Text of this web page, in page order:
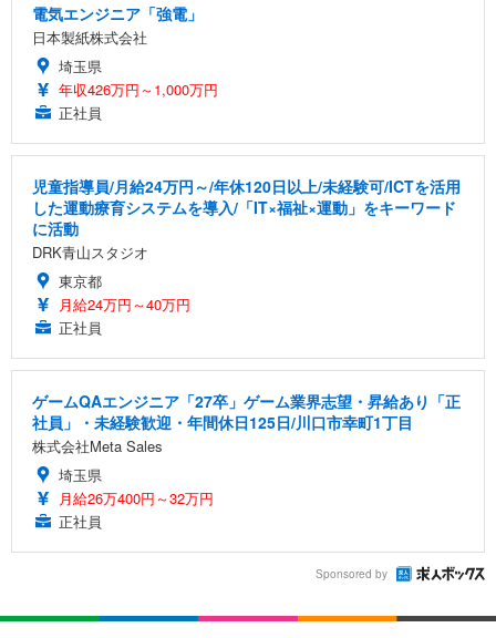
電気エンジニア「強電」
日本製紙株式会社
埼玉県
年収426万円～1,000万円
正社員
児童指導員/月給24万円～/年休120日以上/未経験可/ICTを活用
した運動療育システムを導入/「IT×福祉×運動」をキーワード
に活動
DRK青山スタジオ
東京都
月給24万円～40万円
正社員
ゲームQAエンジニア「27卒」ゲーム業界志望・昇給あり「正
社員」・未経験歓迎・年間休日125日/川口市幸町1丁目
株式会社Meta Sales
埼玉県
月給26万400円～32万円
正社員
Sponsored by